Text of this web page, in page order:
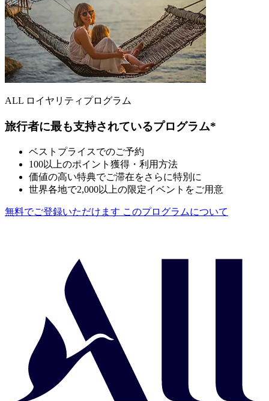
ALL ロイヤリティプログラム
旅行者に最も支持されているプログラム*
ベストプライスでのご予約
100以上のポイント獲得・利用方法
価値の高い特典でご滞在をさらに特別に
世界各地で2,000以上の限定イベントをご用意
無料でご登録いただけます このプログラムについて